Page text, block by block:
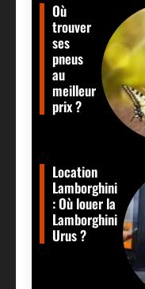
Où
trouver
ses
pneus
au
meilleur
prix ?
Location
Lamborghini
: Où louer la
Lamborghini
Urus ?